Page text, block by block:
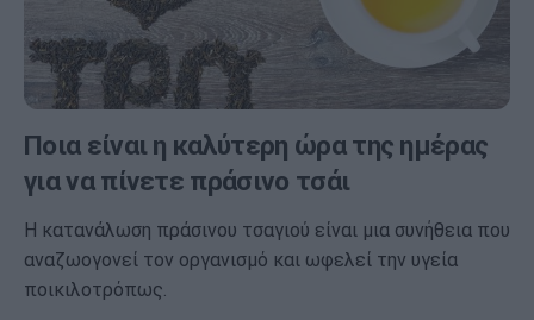
Ποια είναι η καλύτερη ώρα της ημέρας
για να πίνετε πράσινο τσάι
Η κατανάλωση πράσινου τσαγιού είναι μια συνήθεια που
αναζωογονεί τον οργανισμό και ωφελεί την υγεία
ποικιλοτρόπως.